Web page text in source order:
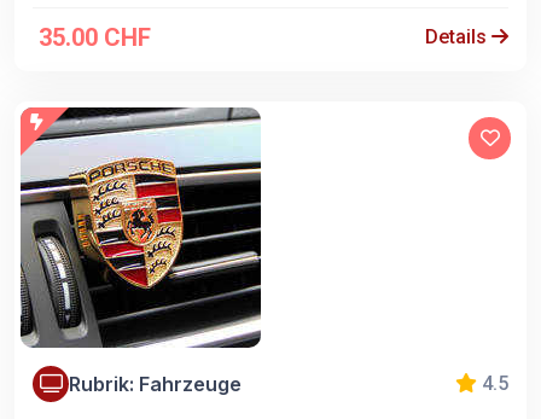
35.00 CHF Details
Rubrik: Fahrzeuge 4.5